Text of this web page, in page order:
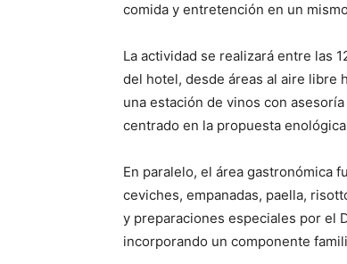
comida y entretención en un
La actividad se realizará entre las
del hotel, desde áreas al aire libre
una estación de vinos con
centrado en la propuesta
En paralelo, el área gastronómica
ceviches, empanadas, paella,
y preparaciones especiales por el
incorporando un componente